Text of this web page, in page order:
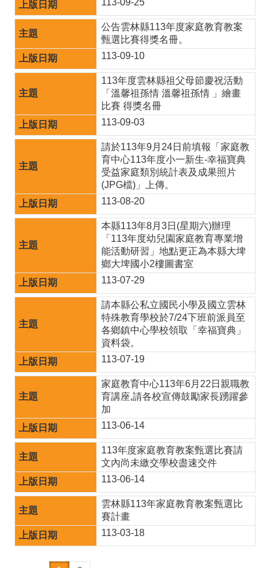
隱
告
安
全
政
113-09-25
公告雲林縣113年度家庭教育教案
甄選比賽得獎名冊。
113-09-10
113年度雲林縣祖父母節慶祝活動
「溫馨祖孫情 溫馨祖孫情 」繪畫
比賽 得獎名冊
113-09-03
請於113年9月24日前填報「家庭教
育中心113年度小一新生-幸福寶典
受益家庭類別統計表及成果照片
(JPG檔)」上傳。
113-08-20
本縣113年8月3日(星期六)辦理
「113年度幼兒園家庭教育專業增
能活動研習」地點更正為本縣大埤
鄉大埤國小2樓圖書室
113-07-29
請本縣公私立國民小學及國立雲林
特殊教育學校於7/24下班前派員至
各鄉鎮中心學校領取「幸福寶典」
資料袋。
113-07-19
家庭教育中心113年6月22日親職教
育講座,請各校宣傳鼓勵家長踴躍參
加
113-06-14
113年度家庭教育教案甄選比賽請
文內尚未繳交學校盡速交件
113-06-14
雲林縣113年家庭教育教案甄選比
賽計畫
113-03-18